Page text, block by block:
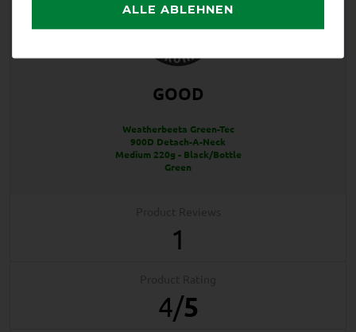
GOOD
Weatherbeeta Green-Tec
900D Detach-A-Neck
Medium 220g - Black/Bottle
Green
1
4/5
ALLE ABLEHNEN